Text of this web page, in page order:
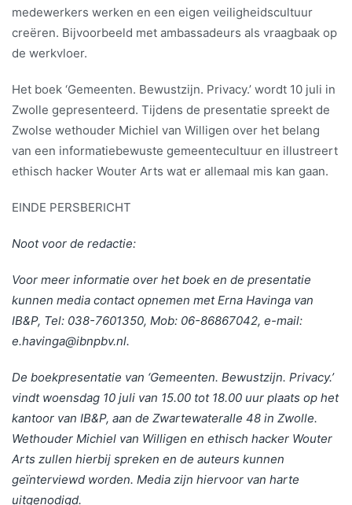
medewerkers werken en een eigen veiligheidscultuur
creëren. Bijvoorbeeld met ambassadeurs als vraagbaak op
de werkvloer.
Het boek ‘Gemeenten. Bewustzijn. Privacy.’ wordt 10 juli in
Zwolle gepresenteerd. Tijdens de presentatie spreekt de
Zwolse wethouder Michiel van Willigen over het belang
van een informatiebewuste gemeentecultuur en illustreert
ethisch hacker Wouter Arts wat er allemaal mis kan gaan.
EINDE PERSBERICHT
Noot voor de redactie:
Voor meer informatie over het boek en de presentatie
kunnen media contact opnemen met Erna Havinga van
IB&P, Tel: 038-7601350, Mob: 06-86867042, e-mail:
e.havinga@ibnpbv.nl.
De boekpresentatie van ‘Gemeenten. Bewustzijn. Privacy.’
vindt woensdag 10 juli van 15.00 tot 18.00 uur plaats op het
kantoor van IB&P, aan de Zwartewateralle 48 in Zwolle.
Wethouder Michiel van Willigen en ethisch hacker Wouter
Arts zullen hierbij spreken en de auteurs kunnen
geïnterviewd worden. Media zijn hiervoor van harte
uitgenodigd.